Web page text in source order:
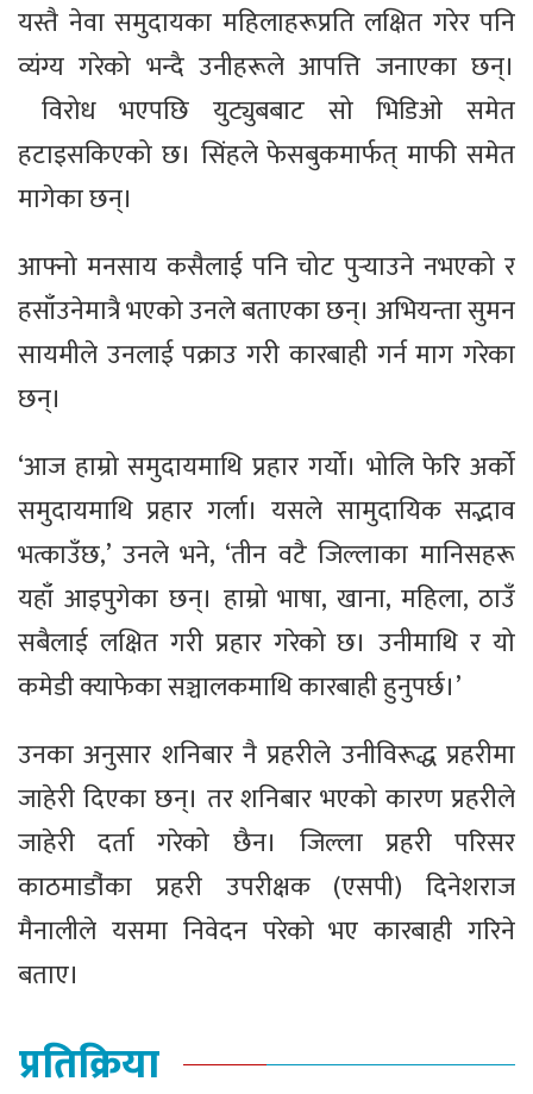
यस्तै नेवा समुदायका महिलाहरूप्रति लक्षित गरेर पनि
व्यंग्य गरेको भन्दै उनीहरूले आपत्ति जनाएका छन्।
विरोध भएपछि युट्युबबाट सो भिडिओ समेत
हटाइसकिएको छ। सिंहले फेसबुकमार्फत् माफी समेत
मागेका छन्।
आफ्नो मनसाय कसैलाई पनि चोट पुर्‍याउने नभएको र
हसाँउनेमात्रै भएको उनले बताएका छन्। अभियन्ता सुमन
सायमीले उनलाई पक्राउ गरी कारबाही गर्न माग गरेका
छन्।
‘आज हाम्रो समुदायमाथि प्रहार गर्यो। भोलि फेरि अर्को
समुदायमाथि प्रहार गर्ला। यसले सामुदायिक सद्भाव
भत्काउँछ,’ उनले भने, ‘तीन वटै जिल्लाका मानिसहरू
यहाँ आइपुगेका छन्। हाम्रो भाषा, खाना, महिला, ठाउँ
सबैलाई लक्षित गरी प्रहार गरेको छ। उनीमाथि र यो
कमेडी क्याफेका सञ्चालकमाथि कारबाही हुनुपर्छ।’
उनका अनुसार शनिबार नै प्रहरीले उनीविरूद्ध प्रहरीमा
जाहेरी दिएका छन्। तर शनिबार भएको कारण प्रहरीले
जाहेरी दर्ता गरेको छैन। जिल्ला प्रहरी परिसर
काठमाडौं‌का प्रहरी उपरीक्षक (एसपी) दिनेशराज
मैनालीले यसमा निवेदन परेको भए कारबाही गरिने
बताए।
प्रतिक्रिया